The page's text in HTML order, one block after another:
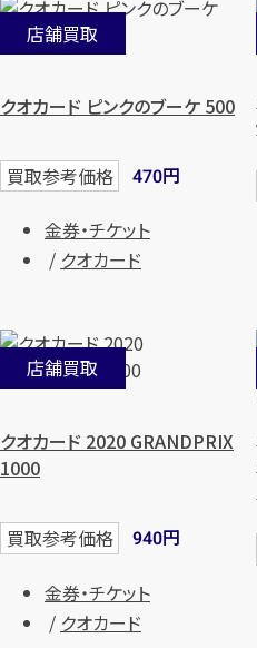
最短
今す
します
店舗買取
クオカード ピンクのブーケ 500
買取参考価格 470円
金券・チケット
クオカード
店舗買取
クオカード 2020 GRANDPRIX
1000
買取参考価格 940円
金券・チケット
クオカード